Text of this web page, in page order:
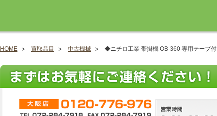
HOME 買取品目 中古機械 ◆ニチロ工業 帯掛機 OB-360 専用テープ